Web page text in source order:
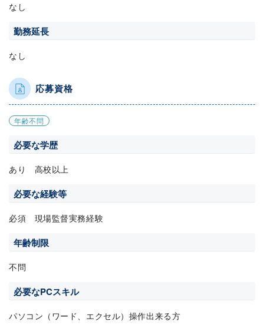
なし
勤務延長
なし
応募資格
年齢不問
必要な学歴
あり 高校以上
必要な経験等
必須 現場監督実務経験
年齢制限
不問
必要なPCスキル
パソコン（ワード、エクセル）操作出来る方